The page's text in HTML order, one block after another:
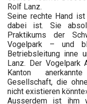
Rolf Lanz.
Seine rechte Hand
dabei ist. Sie
Praktikums der
Vogelpark – und
Betriebsleitung inne
Lanz. Der Vogelpark
Kanton
Gesellschaft, die
nicht existieren
Ausserdem ist ihm